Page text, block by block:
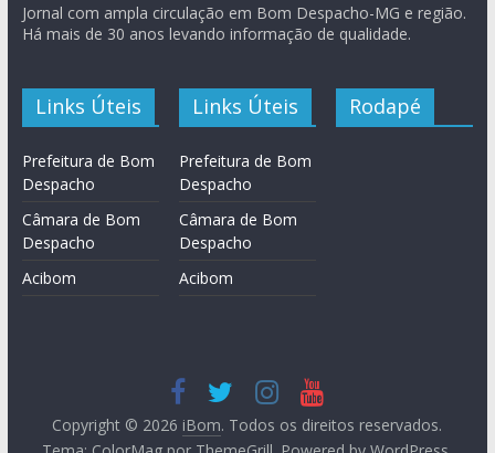
Jornal com ampla circulação em Bom Despacho-MG e região.
Há mais de 30 anos levando informação de qualidade.
Links Úteis
Prefeitura de Bom
Despacho
Câmara de Bom
Despacho
Acibom
Links Úteis
Prefeitura de Bom
Despacho
Câmara de Bom
Despacho
Acibom
Rodapé
Copyright © 2026 iBom. Todos os direitos reservados.